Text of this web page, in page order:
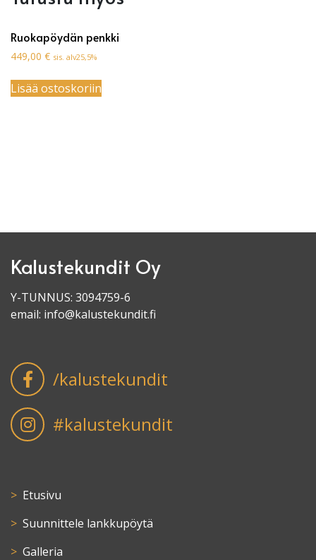
Ruokapöydän penkki
449,00 € sis. alv25,5%
Lisää ostoskoriin
Kalustekundit Oy
Y-TUNNUS: 3094759-6
email: info@kalustekundit.fi
/kalustekundit
#kalustekundit
Etusivu
Suunnittele lankkupöytä
Galleria